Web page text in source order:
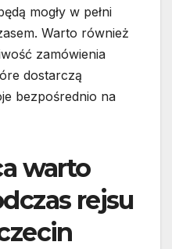
mogły w pełni
Warto również
zamówienia
dostarczą
bezpośrednio na
warto
rejsu